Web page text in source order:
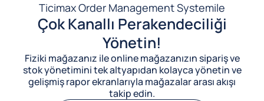
Ticimax Order Management Systemile
Çok Kanallı Perakendeciliği
Yönetin!
Fiziki mağazanız ile online mağazanızın sipariş ve
stok yönetimini tek altyapıdan kolayca yönetin ve
gelişmiş rapor ekranlarıyla mağazalar arası akışı
takip edin.